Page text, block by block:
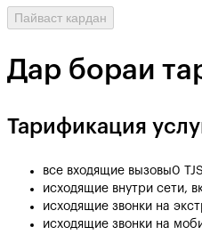
Пайваст кардан
Дар бораи
Тарификация
все входящие вызовы0 TJS
исходящие внутри сети,
исходящие звонки на
исходящие звонки на